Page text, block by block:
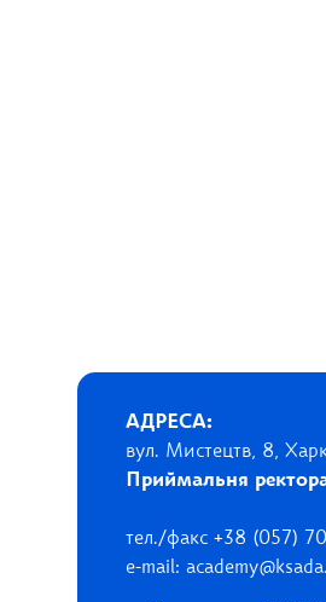
АДРЕСА:
вул. Мистецтв, 8,
Приймальня
тел./факс +38 (057)
e-mail: